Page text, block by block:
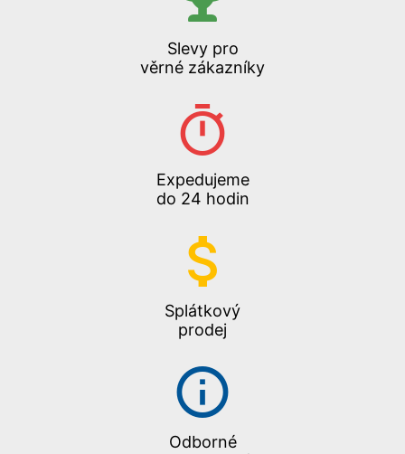
Slevy pro
věrné zákazníky
Expedujeme
do 24 hodin
Splátkový
prodej
Odborné